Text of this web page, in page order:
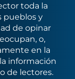
toda la
pueblos y
de opinar
o,
en la
información
de lectores.